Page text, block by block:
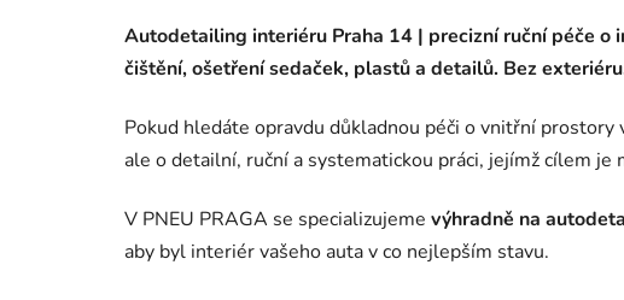
Autodetailing interiéru Praha 14 | precizní ruční péče
čištění, ošetření sedaček, plastů a detailů. Bez
Pokud hledáte opravdu důkladnou péči o vnitřní
ale o detailní, ruční a systematickou práci, jejímž cílem
V PNEU PRAGA se specializujeme výhradně na
aby byl interiér vašeho auta v co nejlepším stavu.